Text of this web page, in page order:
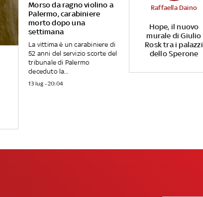
Morso da ragno violino a
Palermo, carabiniere
morto dopo una
settimana
La vittima è un carabiniere di
52 anni del servizio scorte del
tribunale di Palermo
deceduto la...
13 lug - 20:04
Hope, il nuovo
murale di Giulio
Rosk tra i palazzi
dello Sperone
Raffaella Daino